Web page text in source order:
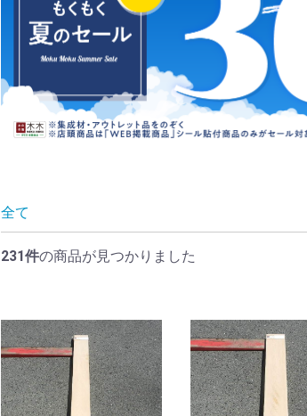
全て
231件の商品が見つかりました